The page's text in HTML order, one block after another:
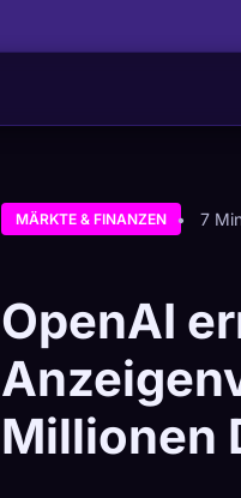
MÄRKTE & FINANZEN 7
OpenAI
Millionen